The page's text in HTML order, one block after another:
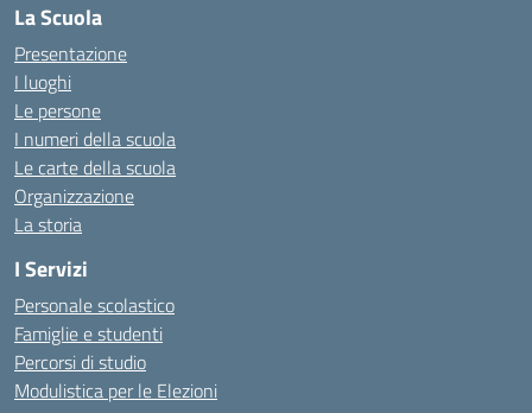
La Scuola
Presentazione
I luoghi
Le persone
I numeri della scuola
Le carte della scuola
Organizzazione
La storia
I Servizi
Personale scolastico
Famiglie e studenti
Percorsi di studio
Modulistica per le Elezioni